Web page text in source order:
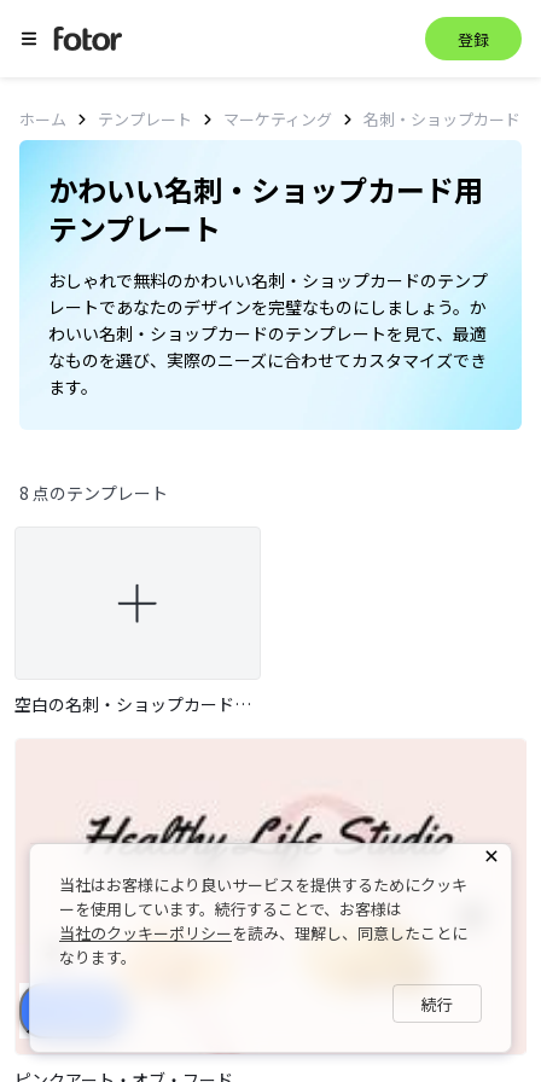
登録
ホーム テンプレート マーケティング 名刺・ショップカード
かわいい名刺・ショップカード用
テンプレート
おしゃれで無料のかわいい名刺・ショップカードのテンプ
レートであなたのデザインを完璧なものにしましょう。か
わいい名刺・ショップカードのテンプレートを見て、最適
なものを選び、実際のニーズに合わせてカスタマイズでき
ます。
8 点のテンプレート
空白の名刺・ショップカードを作成
当社はお客様により良いサービスを提供するためにクッキ
ーを使用しています。続行することで、お客様は
当社のクッキーポリシーを読み、理解し、同意したことに
なります。
続行